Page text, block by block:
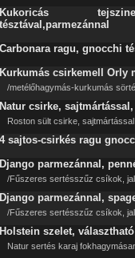
Kukoricás
tésztával,parmezánnal
Carbonara ragu, gnocchi
Kurkumás csirkemell Orly
/metélőhagymás-kurkumás
Natur csirke,
Roston sült csirke, sajtmártással
4 sajtos-csirkés ragu
Django parmezánnal,
/Fűszeres sertésszűz csíkok,
Django parmezánnal,
/Fűszeres sertésszűz csíkok,
Holstein szelet,
Natur sertés karaj